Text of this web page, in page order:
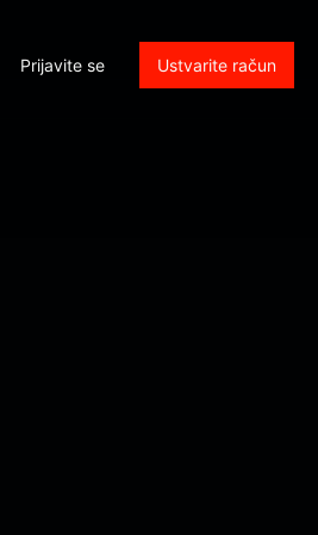
Prijavite se Ustvarite račun